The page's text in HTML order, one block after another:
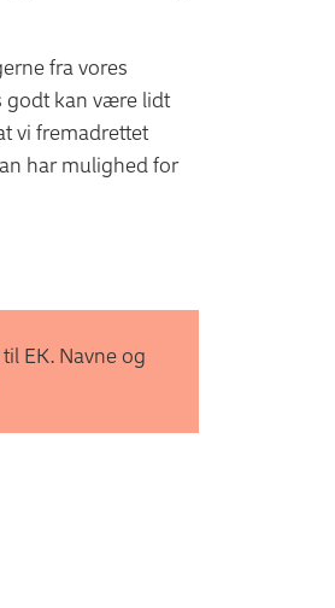
fra vores
godt kan være lidt
vi fremadrettet
har mulighed for
EK. Navne og